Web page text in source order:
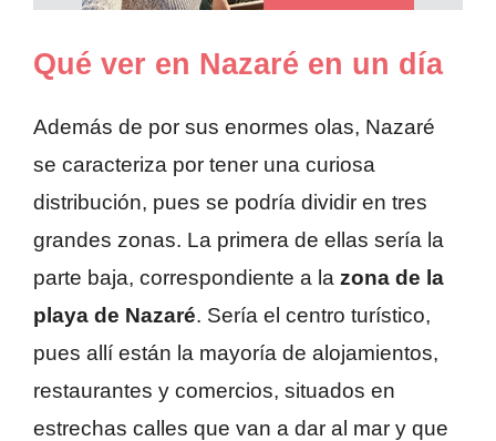
Qué ver en Nazaré en un día
Además de por sus enormes olas, Nazaré
se caracteriza por tener una curiosa
distribución, pues se podría dividir en tres
grandes zonas. La primera de ellas sería la
parte baja, correspondiente a la zona de la
playa de Nazaré. Sería el centro turístico,
pues allí están la mayoría de alojamientos,
restaurantes y comercios, situados en
estrechas calles que van a dar al mar y que